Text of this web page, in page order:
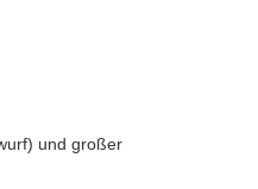
und großer